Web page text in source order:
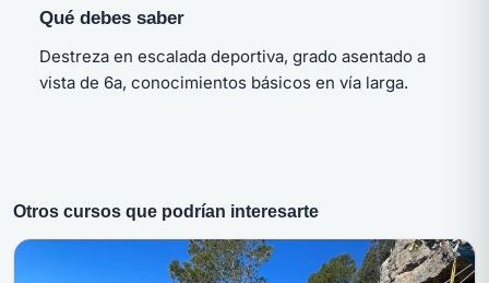
Qué debes saber
Destreza en escalada deportiva, grado asentado a
vista de 6a, conocimientos básicos en vía larga.
Otros cursos que podrían interesarte